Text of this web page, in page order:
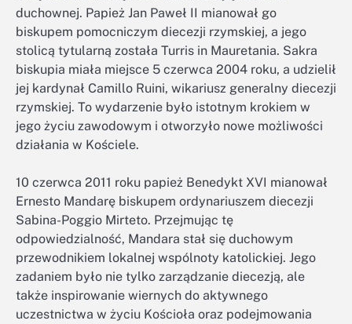
duchownej. Papież Jan Paweł II mianował go
biskupem pomocniczym diecezji rzymskiej, a jego
stolicą tytularną została Turris in Mauretania. Sakra
biskupia miała miejsce 5 czerwca 2004 roku, a udzielił
jej kardynał Camillo Ruini, wikariusz generalny diecezji
rzymskiej. To wydarzenie było istotnym krokiem w
jego życiu zawodowym i otworzyło nowe możliwości
działania w Kościele.
10 czerwca 2011 roku papież Benedykt XVI mianował
Ernesto Mandarę biskupem ordynariuszem diecezji
Sabina-Poggio Mirteto. Przejmując tę
odpowiedzialność, Mandara stał się duchowym
przewodnikiem lokalnej wspólnoty katolickiej. Jego
zadaniem było nie tylko zarządzanie diecezją, ale
także inspirowanie wiernych do aktywnego
uczestnictwa w życiu Kościoła oraz podejmowania